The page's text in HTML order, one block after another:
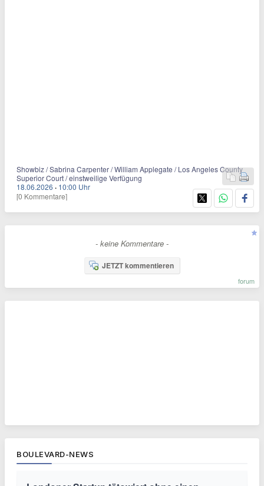
Showbiz / Sabrina Carpenter / William Applegate / Los Angeles County
Superior Court / einstweilige Verfügung
18.06.2026 · 10:00 Uhr
[0 Kommentare]
- keine Kommentare -
JETZT kommentieren
forum
BOULEVARD-NEWS